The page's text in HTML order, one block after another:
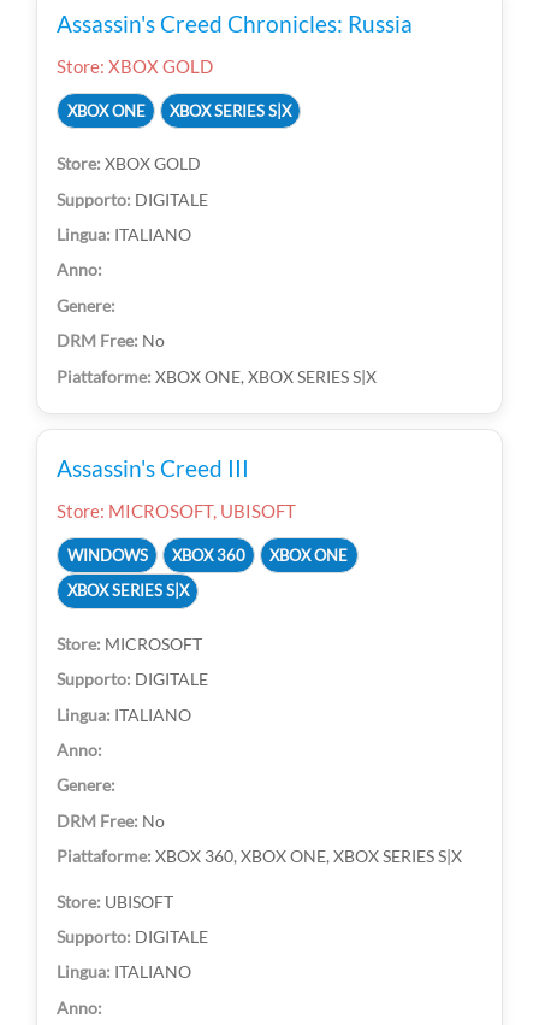
Assassin's Creed Chronicles: Russia
Store: XBOX GOLD
XBOX ONE XBOX SERIES S|X
XBOX GOLD
DIGITALE
ITALIANO
No
XBOX ONE, XBOX SERIES S|X
Assassin's Creed III
Store: MICROSOFT, UBISOFT
WINDOWS XBOX 360
XBOX ONE
XBOX SERIES S|X
MICROSOFT
DIGITALE
ITALIANO
No
XBOX 360, XBOX ONE, XBOX SERIES S|X
UBISOFT
DIGITALE
ITALIANO